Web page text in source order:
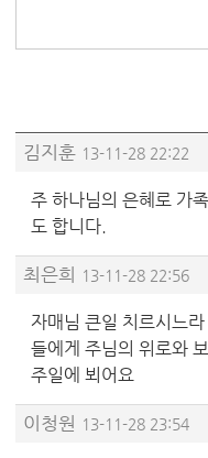
김지훈 13-11-28 22:22
주 하나님의 은혜로 가
도 합니다.
최은희 13-11-28 22:56
자매님 큰일 치르시느
들에게 주님의 위로와
주일에 뵈어요
이청원 13-11-28 23:54